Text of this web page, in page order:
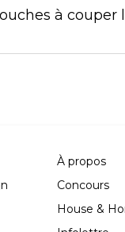
à couper
À propos
Concours
House &